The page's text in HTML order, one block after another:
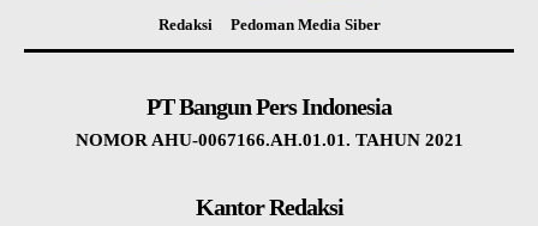
Redaksi Pedoman Media Siber
PT Bangun Pers Indonesia
NOMOR AHU-0067166.AH.01.01. TAHUN 2021
Kantor Redaksi